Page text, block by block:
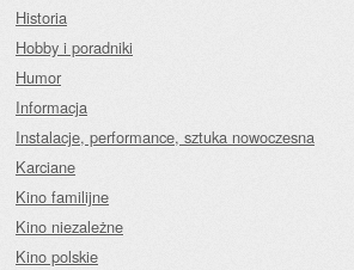
Historia
Hobby i poradniki
Humor
Informacja
Instalacje, performance, sztuka nowoczesna
Karciane
Kino familijne
Kino niezależne
Kino polskie